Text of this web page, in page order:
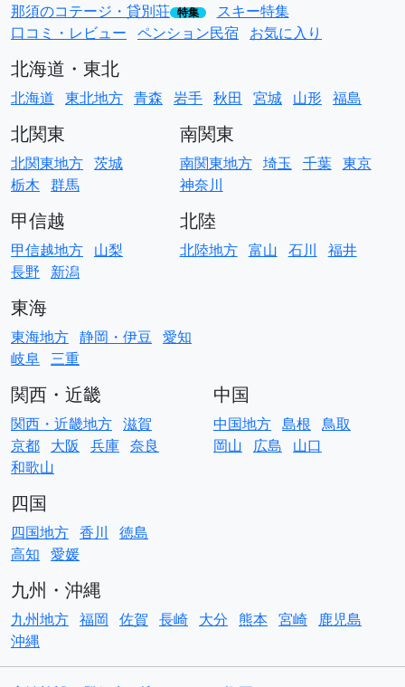
那須のコテージ・貸別荘 特集
スキー特集
口コミ・レビュー ペンション民宿 お気に入り
北海道・東北
北海道 東北地方 青森 岩手 秋田 宮城 山形 福島
北関東
北関東地方 茨城
栃木 群馬
南関東
南関東地方 埼玉 千葉 東京
神奈川
甲信越
甲信越地方 山梨
長野
新潟
北陸
北陸地方 富山 石川 福井
東海
東海地方 静岡・伊豆 愛知
岐阜 三重
関西・近畿
関西・近畿地方 滋賀
京都 大阪 兵庫 奈良
和歌山
中国
中国地方 島根 鳥取
岡山
広島 山口
四国
四国地方 香川
徳島
高知 愛媛
九州・沖縄
九州地方 福岡 佐賀 長崎 大分 熊本 宮崎
鹿児島
沖縄